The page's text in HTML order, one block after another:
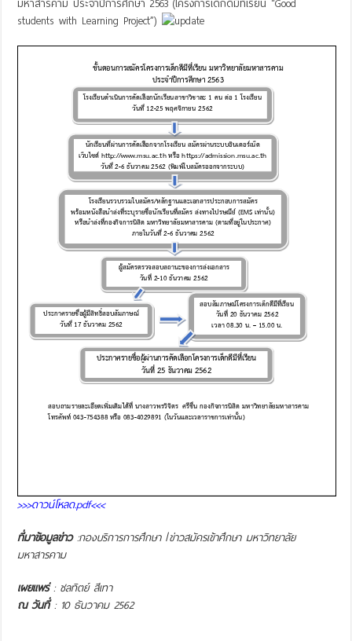
students with Learning Project”)
>>>ดาวน์โหลด.pdf<<<
ที่มาข้อมูลข่าว:กองบริการการศึกษา/ข่าวสมัครเข้าศึกษา มหาวิทยาลัย
มหาสารคาม
เผยแพร่: ชลทิตย์ สีเทา
ณ วันที่: 10 ธันวาคม 2562